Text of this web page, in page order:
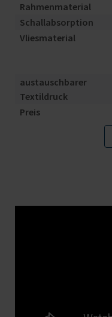
Rahmenmaterial
Schallabsorption
Vliesmaterial
austauschbarer
Textildruck
Preis